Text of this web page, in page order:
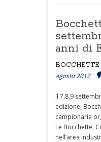
anni di
BOCCHETTE
agosto 2012
Il 7,8,9
edizione,
campionaria
Le Bocchette,
nell’area